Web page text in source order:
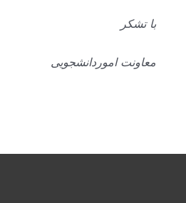
با تشکر
معاونت اموردانشجویی